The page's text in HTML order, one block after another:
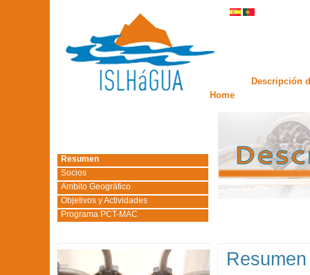
Home
Descripción
Resumen
Socios
Ambito Geográfico
Objetivos y Actividades
Programa PCT-MAC
Resumen